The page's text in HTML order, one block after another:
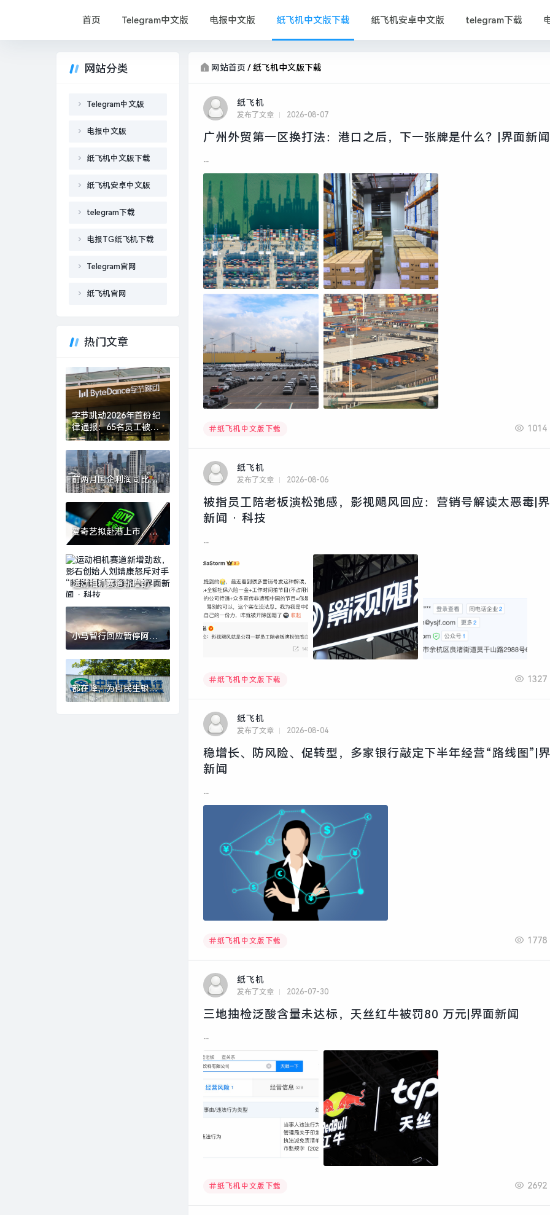
首页 Telegram中文版 电报中文版 纸飞机中文版下载 纸飞机安卓中文版 telegram下载
网站首页 /纸飞机中文版下载
纸飞机
发布了文章 2026-08-07
广州外贸第一区换打法：港口之后，下一张牌是什么？|界面新闻
...
纸飞机中文版下载 1014
纸飞机
发布了文章 2026-08-06
被指员工陪老板演松弛感，影视飓风回应：营销号解读太恶毒|
新闻 · 科技
...
纸飞机中文版下载 1327
纸飞机
发布了文章 2026-08-04
稳增长、防风险、促转型，多家银行敲定下半年经营“路线图”|
新闻
...
纸飞机中文版下载 1778
纸飞机
发布了文章 2026-07-30
三地抽检泛酸含量未达标，天丝红牛被罚80 万元|界面新闻
...
纸飞机中文版下载 2692
网站分类
Telegram中文版
电报中文版
纸飞机中文版下载
纸飞机安卓中文版
telegram下载
电报TG纸飞机下载
Telegram官网
纸飞机官网
热门文章
字节跳动2026年首份纪
律通报：65名员工被辞
退，7人被移交司法机
关|界面新闻 · 科技
前两月国企利润同比降
幅有所收窄，国资央企
将加速打造新兴支柱产
业|界面新闻
爱奇艺拟赴港上市，董
事会批准1亿美元股份回
购计划|界面新闻 · 科技
运动相机赛道新增劲
敌，影石创始人刘靖康
怒斥对手“断指计划”恶
意挖人|界面新闻 · 科技
小马智行回应暂停阿联
酋迪拜道路测试|界面新
闻 · 快讯
都在降，为何民生银行
净息差逆势上行？|界面